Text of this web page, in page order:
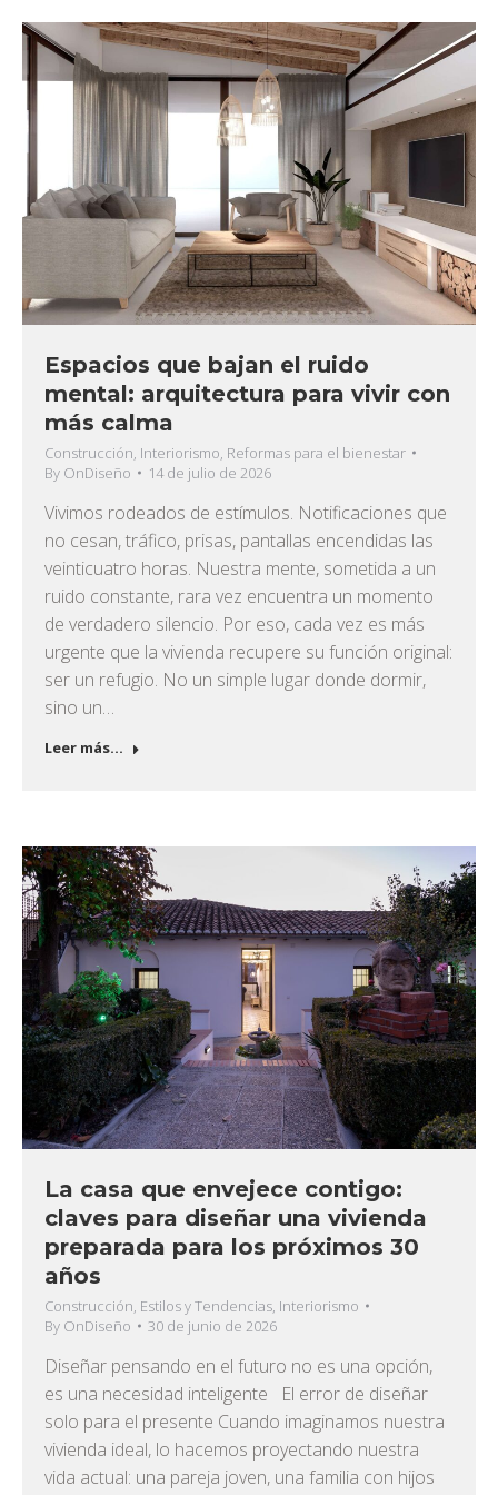
Espacios que bajan el ruido
mental: arquitectura para vivir con
más calma
Construcción, Interiorismo, Reformas para el bienestar
By OnDiseño 14 de julio de 2026
Vivimos rodeados de estímulos. Notificaciones que
no cesan, tráfico, prisas, pantallas encendidas las
veinticuatro horas. Nuestra mente, sometida a un
ruido constante, rara vez encuentra un momento
de verdadero silencio. Por eso, cada vez es más
urgente que la vivienda recupere su función original:
ser un refugio. No un simple lugar donde dormir,
sino un…
Leer más...
La casa que envejece contigo:
claves para diseñar una vivienda
preparada para los próximos 30
años
Construcción, Estilos y Tendencias, Interiorismo
By OnDiseño 30 de junio de 2026
Diseñar pensando en el futuro no es una opción,
es una necesidad inteligente El error de diseñar
solo para el presente Cuando imaginamos nuestra
vivienda ideal, lo hacemos proyectando nuestra
vida actual: una pareja joven, una familia con hijos